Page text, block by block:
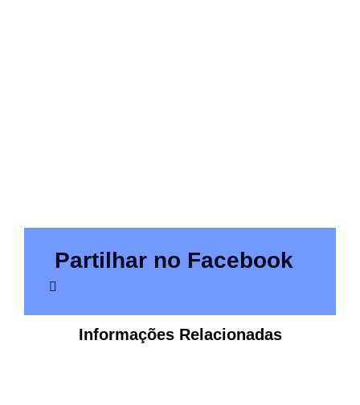
Partilhar no Facebook
Informações Relacionadas